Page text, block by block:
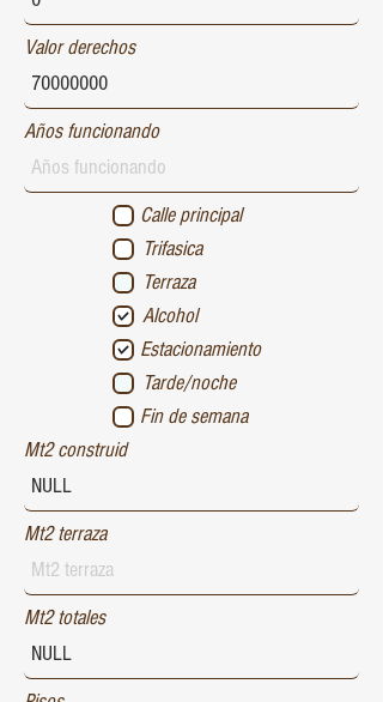
Valor derechos
Años funcionando
Calle principal
Trifasica
Terraza
Alcohol
Estacionamiento
Tarde/noche
Fin de semana
Mt2 construid
Mt2 terraza
Mt2 totales